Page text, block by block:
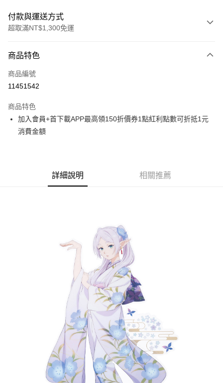
付款與運送方式
超取滿NT$1,300免運
信用卡一次付款
超商取貨付款
Apple Pay
悠遊付
每筆NT$65，滿NT$1,300(含以上)免運費
每筆NT$65，滿NT$1,300(含以上)免運費
(不開放使用，請勿選取）
每筆NT$65，滿NT$1,300(含以上)免運費
付款後7-11取貨
每筆NT$65，滿NT$1,300(含以上)免運費
商品特色
商品編號
11451542
商品特色
加入會員+首下載APP最高領150折價券1點紅利點數可折抵1元
消費金額
詳細說明 相關推薦